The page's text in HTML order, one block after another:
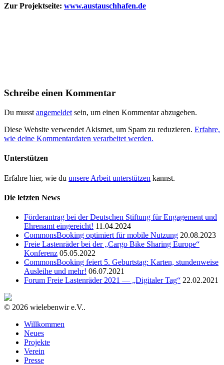
Zur Projektseite: www.austauschhafen.de
Schreibe einen Kommentar
Du musst angemeldet sein, um einen Kommentar abzugeben.
Diese Website verwendet Akismet, um Spam zu reduzieren. Erfahre,
wie deine Kommentardaten verarbeitet werden.
Unterstützen
Erfahre hier, wie du unsere Arbeit unterstützen kannst.
Die letzten News
Förderantrag bei der Deutschen Stiftung für Engagement und
Ehrenamt eingereicht! 11.04.2024
CommonsBooking optimiert für mobile Nutzung 20.08.2023
Freie Lastenräder bei der „Cargo Bike Sharing Europe“
Konferenz 05.05.2022
CommonsBooking feiert 5. Geburtstag: Karten, stundenweise
Ausleihe und mehr! 06.07.2021
Forum Freie Lastenräder 2021 — „Digitaler Tag“ 22.02.2021
© 2026 wielebenwir e.V..
Willkommen
Neues
Projekte
Verein
Presse